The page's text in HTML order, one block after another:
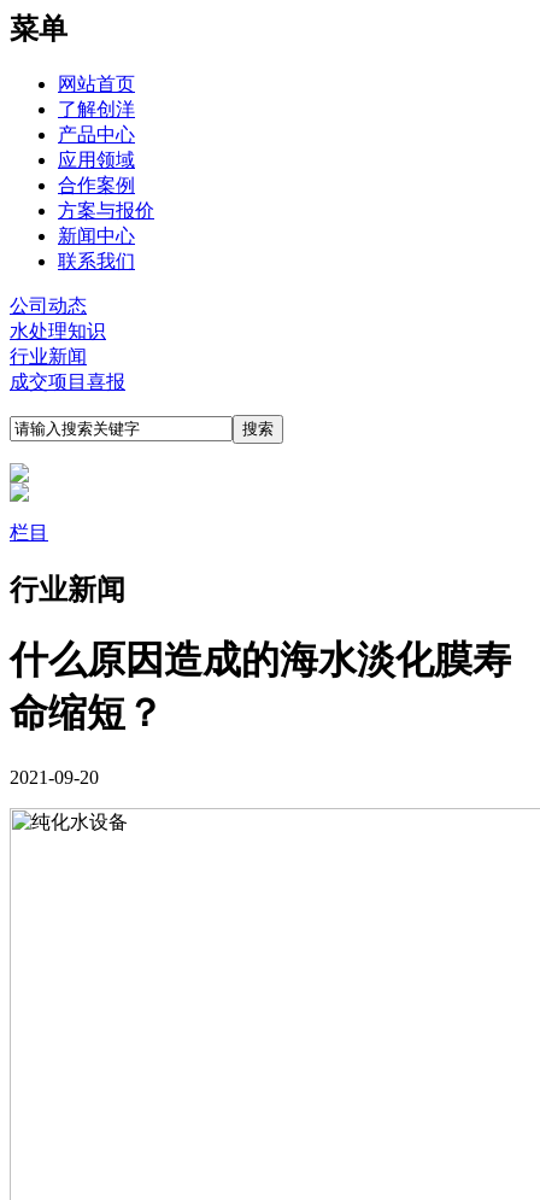
菜单
网站首页
了解创洋
产品中心
应用领域
合作案例
方案与报价
新闻中心
联系我们
公司动态
水处理知识
行业新闻
成交项目喜报
栏目
行业新闻
什么原因造成的海水淡化膜寿
命缩短？
2021-09-20